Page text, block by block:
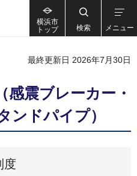
横浜市
トップ
検索 メニュー
最終更新日 2026年7月30日
感震ブレーカー・
ンドパイプ）
度